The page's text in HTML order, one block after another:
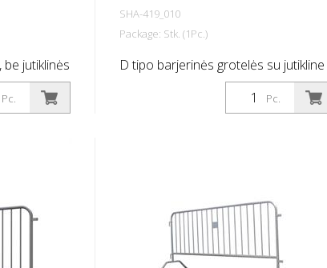
jutiklinės
Pc.
SHA-419_010
Package: Stk. (1Pc.)
D tipo barjerinės grotelės su jutikline
juosta, ilgis: 2,50 m, 18 grotelių
Pc.